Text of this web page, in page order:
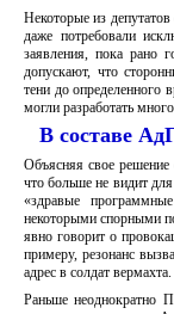
Некоторые из
даже потребовали
заявления, пока рано
допускают, что
тени до определенного
могли разработать
В составе
Объясняя свое
что больше не видит
«здравые
некоторыми спорными
явно говорит о
примеру, резонанс
адрес в солдат вермахта.
Раньше неоднократно